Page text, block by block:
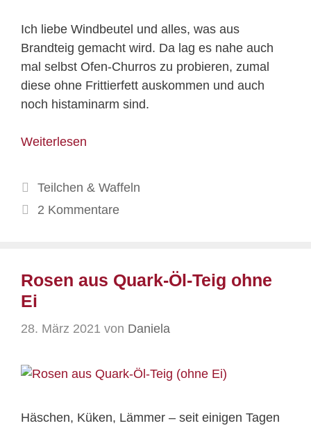
Ich liebe Windbeutel und alles, was aus
Brandteig gemacht wird. Da lag es nahe auch
mal selbst Ofen-Churros zu probieren, zumal
diese ohne Frittierfett auskommen und auch
noch histaminarm sind.
Weiterlesen
Kategorien
Teilchen & Waffeln
2 Kommentare
Rosen aus Quark-Öl-Teig ohne
Ei
28. März 2021 von Daniela
Häschen, Küken, Lämmer – seit einigen Tagen